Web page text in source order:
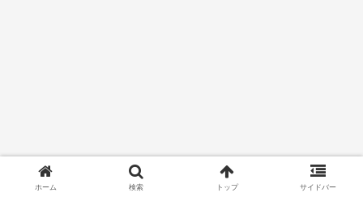
ホーム 検索 トップ サイドバー